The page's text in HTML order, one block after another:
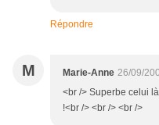
Répondre
M Marie-Anne 26/09/
<br /> Superbe celui
!<br /> <br /> <br />